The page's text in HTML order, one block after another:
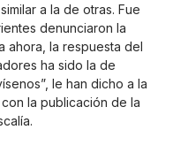
a la de otras. Fue
denunciaron la
ahora, la respuesta del
ha sido la de
le han dicho a la
la publicación de la